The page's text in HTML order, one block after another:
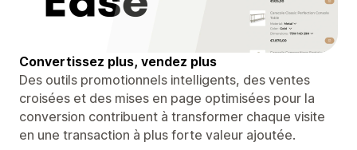
Convertissez plus, vendez plus
Des outils promotionnels intelligents, des ventes
croisées et des mises en page optimisées pour la
conversion contribuent à transformer chaque visite
en une transaction à plus forte valeur ajoutée.